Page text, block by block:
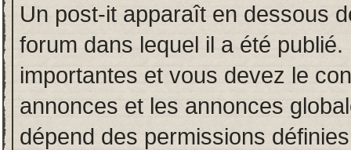
Un post-it apparaît en dessous
forum dans lequel il a été
importantes et vous devez le
annonces et les annonces
dépend des permissions